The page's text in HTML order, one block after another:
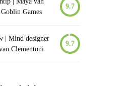
Games
9.7
| Mind designer
Clementoni
9.7